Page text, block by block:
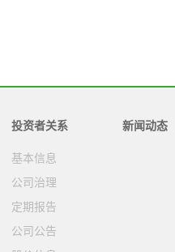
投资者关系
基本信息
公司治理
定期报告
公司公告
新闻动态